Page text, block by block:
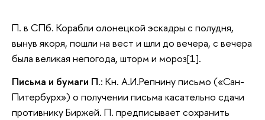
П. в СПб. Корабли олонецкой эскадры с полудня,
вынув якоря, пошли на вест и шли до вечера, с вечера
была великая непогода, шторм и мороз[1].
Письма и бумаги П.: Кн. А.И.Репнину письмо («Сан-
Питербурх») о получении письма касательно сдачи
противнику Биржей. П. предписывает сохранить